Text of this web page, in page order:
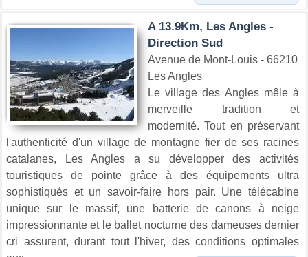
A 13.9Km, Les Angles -
Direction Sud
Avenue de Mont-Louis - 66210
Les Angles
Le village des Angles mêle à
merveille tradition et
modernité. Tout en préservant
l'authenticité d'un village de montagne fier de ses racines
catalanes, Les Angles a su développer des activités
touristiques de pointe grâce à des équipements ultra
sophistiqués et un savoir-faire hors pair. Une télécabine
unique sur le massif, une batterie de canons à neige
impressionnante et le ballet nocturne des dameuses dernier
cri assurent, durant tout l'hiver, des conditions optimales